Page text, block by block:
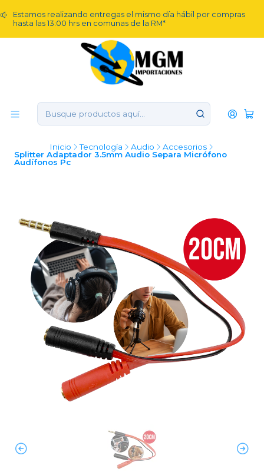
Estamos realizando entregas el mismo día hábil por compras
hasta las 13:00 hrs en comunas de la RM*
Inicio Tecnología Audio
Accesorios
Splitter Adaptador 3.5mm Audio Separa Micrófono
Audífonos Pc